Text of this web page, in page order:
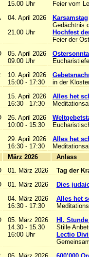
15.00 Uhr
Feier vom
04. April 2026
21.00 Uhr
Karsamstag
Gedächtnis
Hochfest
Feier der
05. April 2026
09.00 Uhr
10. April 2026
15:00 - 17:30
in der
15. April 2026
16:30 - 17:30
Alles het
26. April 2026
10:00 - 15:30
29. April 2026
16:30 - 17:30
Alles het
März 2026
01. März 2026
Tag der
01. März 2026
Dies
04. März 2026
16:30 - 17:30
Alles het
05. März 2026
14.30 - 15.30
16:00 Uhr
Hl.
Stille
Lectio